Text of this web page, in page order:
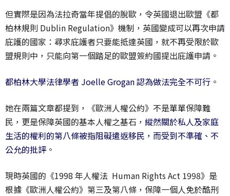
但實際是因為法拉奇當年提倡的脫歐，令英國退出歐盟《都
柏林規則 Dublin Regulation》機制，英國變成可以再次申請
庇護的國家：尋求庇護者只要能抵達英國，就不再受限於歐
盟規則中，只能向第一個踏足的歐盟簽約國提出庇護申請。
都柏林大學法律學者 Joelle Grogan 認為做法完全不可行 。
她在兩篇文章都提到，《歐洲人權公約》不是單單保障難
民，更是保障英國的基本人權之基石， 縱然關於私人及家庭
生活的權利的第八條被指阻礙遣返移民，而受到不準確、不
公允的批評 。
現時英國的《1998 年人權法 Human Rights Act 1998》是
根據《歐洲人權公約》第三及第八條，保障一個人免於酷刑